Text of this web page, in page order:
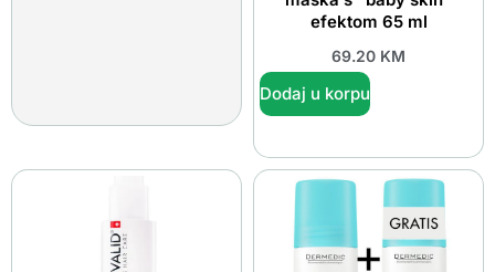
efektom 65 ml
69.20 KM
Dodaj u korpu